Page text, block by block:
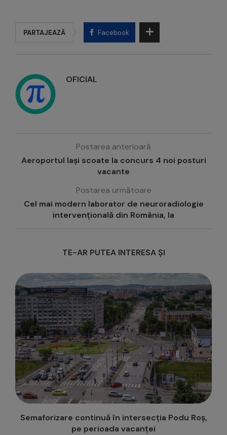
PARTAJEAZĂ Facebook
OFICIAL
Postarea anterioară
Aeroportul Iași scoate la concurs 4 noi posturi
vacante
Postarea următoare
Cel mai modern laborator de neuroradiologie
intervențională din România, la
TE-AR PUTEA INTERESA ȘI
Semaforizare continuă în intersecția Podu Roș,
pe perioada vacanței